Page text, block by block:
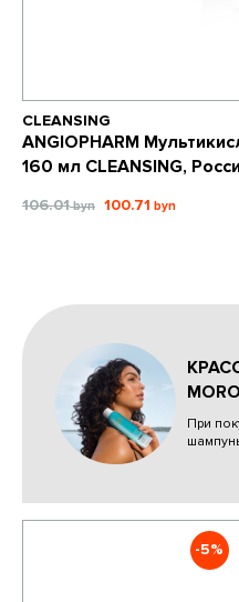
CLEANSING
ANGIOPHARM
160 мл CLEANSING,
106.01 100.71
При
-5%